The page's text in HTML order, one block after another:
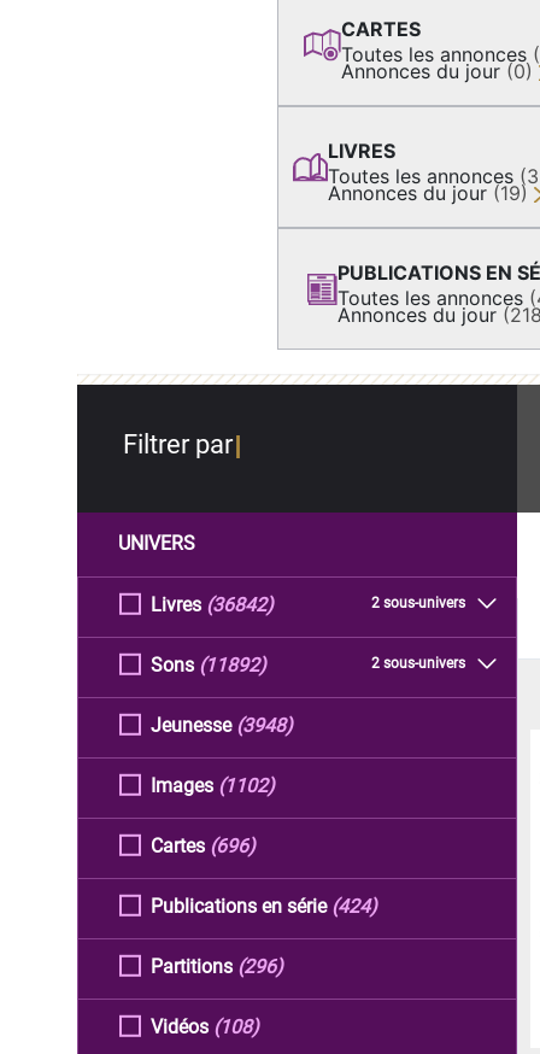
CARTES
Toutes les annonces
Annonces du jour (0)
LIVRES
Toutes les annonces
Annonces du jour (19)
PUBLICATIONS EN
Toutes les annonces
Annonces du jour
Filtrer par
UNIVERS
Livres 2 sous-univers
(36842)
Sons 2 sous-univers
(11892)
Jeunesse (3948)
Images (1102)
Cartes (696)
Publications en série (424)
Partitions (296)
Vidéos (108)